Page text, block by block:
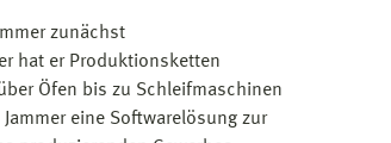
zunächst
hat er Produktionsketten
Öfen bis zu Schleifmaschinen
eine Softwarelösung zur